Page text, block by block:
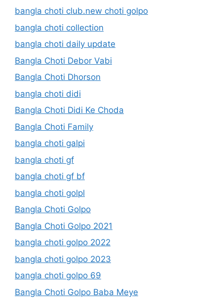
bangla choti club.new choti golpo
bangla choti collection
bangla choti daily update
Bangla Choti Debor Vabi
Bangla Choti Dhorson
bangla choti didi
Bangla Choti Didi Ke Choda
Bangla Choti Family
bangla choti galpi
bangla choti gf
bangla choti gf bf
bangla choti golpl
Bangla Choti Golpo
Bangla Choti Golpo 2021
bangla choti golpo 2022
bangla choti golpo 2023
bangla choti golpo 69
Bangla Choti Golpo Baba Meye